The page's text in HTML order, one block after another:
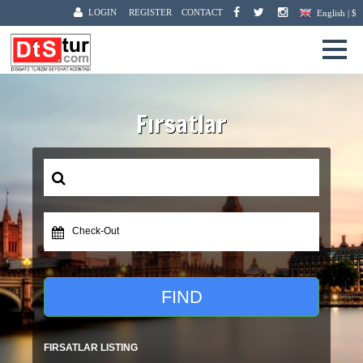
LOGIN REGISTER CONTACT English | $
Fırsatlar
Check-Out
FIND
FIRSATLAR LISTING